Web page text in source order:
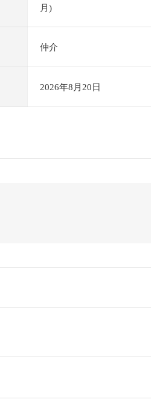
月)
仲介
2026年8月20日